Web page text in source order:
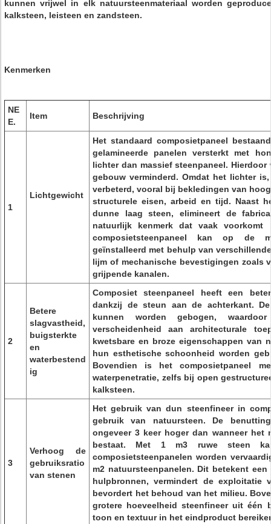
kunnen vrijwel in elk natuursteenmateriaal worden
kalksteen, leisteen en zandsteen.
Kenmerken
NE
E.
Item Beschrijving
1
Lichtgewicht
Het standaard composietpaneel
gelamineerde panelen versterkt met
lichter dan massief steenpaneel.
gebouw verminderd. Omdat het lichter
verbeterd, vooral bij bekledingen van
structurele eisen, arbeid en tijd. Naast
dunne laag steen, elimineert de
natuurlijk kenmerk dat vaak
composietsteenpaneel kan op de
geïnstalleerd met behulp van
lijm of mechanische bevestigingen zoals
grijpende kanalen.
2
Betere
slagvastheid,
buigsterkte
en
waterbestend
ig
Composiet steenpaneel heeft een
dankzij de steun aan de achterkant.
kunnen worden gebogen,
verscheidenheid aan architecturale
kwetsbare en broze eigenschappen van
hun esthetische schoonheid worden
Bovendien is het composietpaneel
waterpenetratie, zelfs bij open
kalksteen.
3
Verhoog de
gebruiksratio
van stenen
Het gebruik van dun steenfineer in
gebruik van natuursteen. De
ongeveer 3 keer hoger dan wanneer het
bestaat. Met 1 m3 ruwe steen
composietsteenpanelen worden
m2 natuursteenpanelen. Dit betekent
hulpbronnen, vermindert de exploitatie
bevordert het behoud van het milieu.
grotere hoeveelheid steenfineer uit één
toon en textuur in het eindproduct